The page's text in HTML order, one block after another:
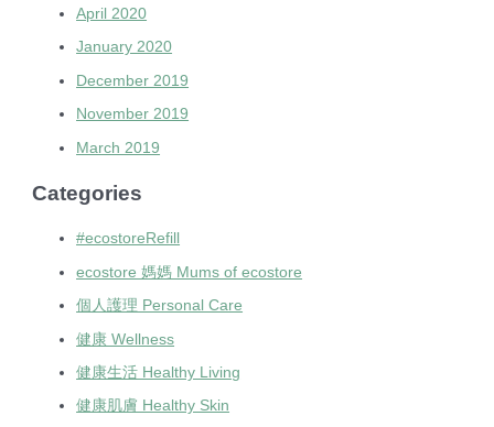
April 2020
January 2020
December 2019
November 2019
March 2019
Categories
#ecostoreRefill
ecostore 媽媽 Mums of ecostore
個人護理 Personal Care
健康 Wellness
健康生活 Healthy Living
健康肌膚 Healthy Skin